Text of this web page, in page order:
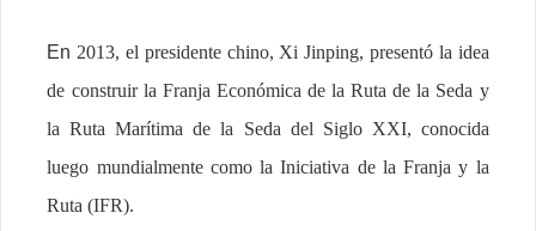
En 2013, el presidente chino, Xi Jinping, presentó la idea
de construir la Franja Económica de la Ruta de la Seda y
la Ruta Marítima de la Seda del Siglo XXI, conocida
luego mundialmente como la Iniciativa de la Franja y la
Ruta (IFR).